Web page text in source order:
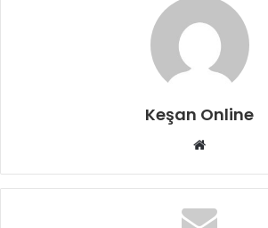
Keşan Online
Web